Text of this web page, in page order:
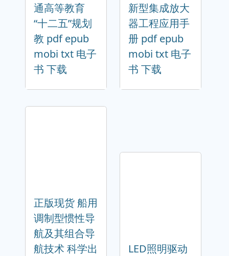
通高等教育
“十二五”规划
教 pdf epub
mobi txt 电子
书 下载
新型集成放大
器工程应用手
册 pdf epub
mobi txt 电子
书 下载
正版现货 船用
调制型惯性导
航及其组合导
航技术 科学出
LED照明驱动